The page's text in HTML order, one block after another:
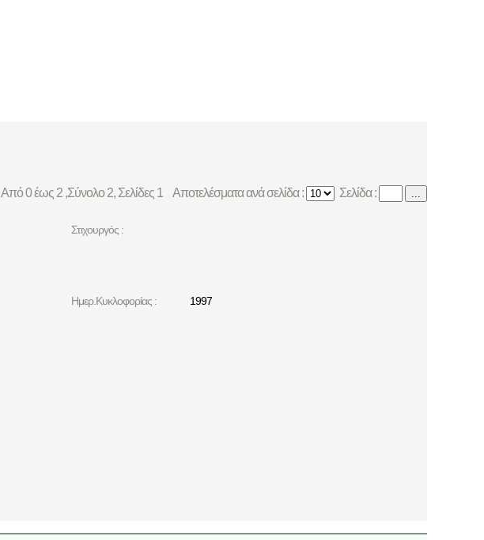
Από 0 έως 2 ,Σύνολο 2, Σελίδες 1 Αποτελέσματα ανά σελίδα : Σελίδα : ...
Στιχουργός :
Ημερ.Κυκλοφορίας :
1997